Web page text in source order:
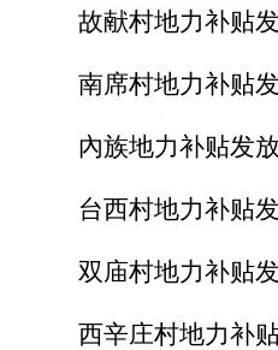
故献村地力补贴
南席村地力补贴
內族地力补贴发
台西村地力补贴
双庙村地力补贴
西辛庄村地力补